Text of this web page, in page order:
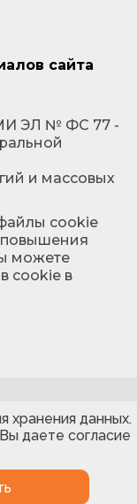
сайта
ЭЛ № ФС 77 -
и массовых
cookie
повышения
можете
cookie в
хранения данных.
даете согласие